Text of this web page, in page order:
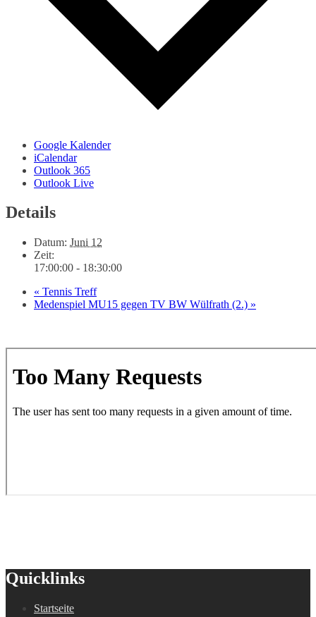
Google Kalender
iCalendar
Outlook 365
Outlook Live
Details
Datum: Juni 12
Zeit:
17:00:00 - 18:30:00
« Tennis Treff
Medenspiel MU15 gegen TV BW Wülfrath (2.) »
Quicklinks
Startseite